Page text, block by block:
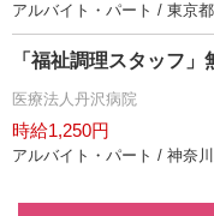
アルバイト・パート / 東京都
「福祉調理スタッフ
医療法人丹沢病院
時給1,250円
アルバイト・パート / 神奈